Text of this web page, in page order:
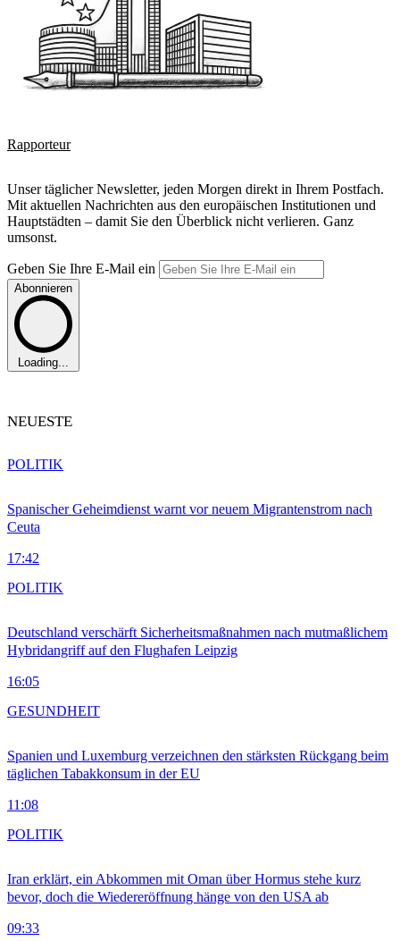
Rapporteur
Unser täglicher Newsletter, jeden Morgen direkt in Ihrem Postfach.
Mit aktuellen Nachrichten aus den europäischen Institutionen und
Hauptstädten – damit Sie den Überblick nicht verlieren. Ganz
umsonst.
Geben Sie Ihre E-Mail ein
Abonnieren
Loading...
NEUESTE
Spanischer Geheimdienst warnt vor neuem Migrantenstrom nach
Ceuta
17:42
POLITIK
Deutschland verschärft Sicherheitsmaßnahmen nach mutmaßlichem
Hybridangriff auf den Flughafen Leipzig
16:05
POLITIK
Spanien und Luxemburg verzeichnen den stärksten Rückgang beim
täglichen Tabakkonsum in der EU
11:08
GESUNDHEIT
Iran erklärt, ein Abkommen mit Oman über Hormus stehe kurz
bevor, doch die Wiedereröffnung hänge von den USA ab
09:33
POLITIK